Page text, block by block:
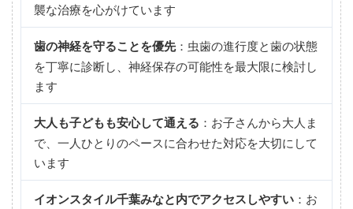
襲な治療を心がけています
歯の神経を守ることを優先：虫歯の進行度と歯の状態
を丁寧に診断し、神経保存の可能性を最大限に検討し
ます
大人も子どもも安心して通える ：お子さんから大人ま
で、一人ひとりのペースに合わせた対応を大切にして
います
イオンスタイル千葉みなと内でアクセスしやすい ：お